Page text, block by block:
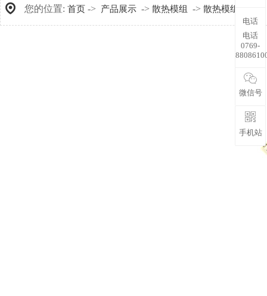
您的位置: 首页 -> 产品展示 -> 散热模组 -> 散热模组加工
电话
电话
0769-
微信号
手机站